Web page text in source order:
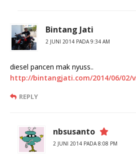
Bintang Jati
2 JUNI 2014 PADA 9:34 AM
diesel pancen mak nyuss..
http://bintangjati.com/2014/06/02/
REPLY
nbsusanto
2 JUNI 2014 PADA 8:08 PM